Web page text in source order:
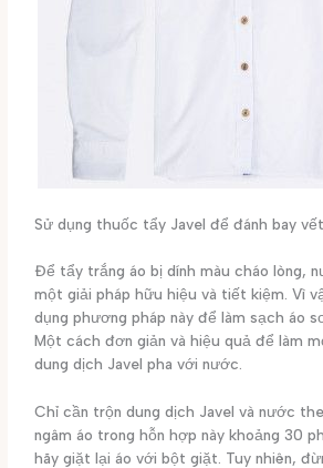
Sử dụng thuốc tẩy Javel để đánh bay
Để tẩy trắng áo bị dính màu cháo lòng,
một giải pháp hữu hiệu và tiết kiệm. Vì
dụng phương pháp này để làm sạch áo
Một cách đơn giản và hiệu quả để làm
dung dịch Javel pha với nước.
Chỉ cần trộn dung dịch Javel và nước
ngâm áo trong hỗn hợp này khoảng 30
hãy giặt lại áo với bột giặt. Tuy nhiên,